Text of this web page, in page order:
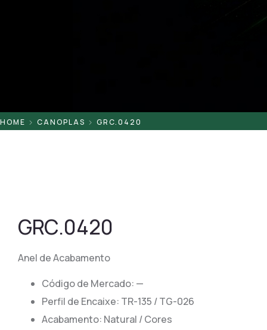
HOME CANOPLAS GRC.0420
GRC.0420
Anel de Acabamento
Código de Mercado: —
​​Perfil de Encaixe: TR-135 / TG-026
Acabamento: Natural / Cores